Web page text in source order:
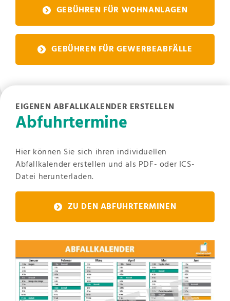
GEBÜHREN FÜR WOHNANLAGEN
GEBÜHREN FÜR GEWERBEABFÄLLE
EIGENEN ABFALLKALENDER ERSTELLEN
Abfuhrtermine
Hier können Sie sich ihren individuellen
Abfallkalender erstellen und als PDF- oder ICS-
Datei herunterladen.
ZU DEN ABFUHRTERMINEN